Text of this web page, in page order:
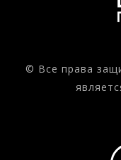
© Все права